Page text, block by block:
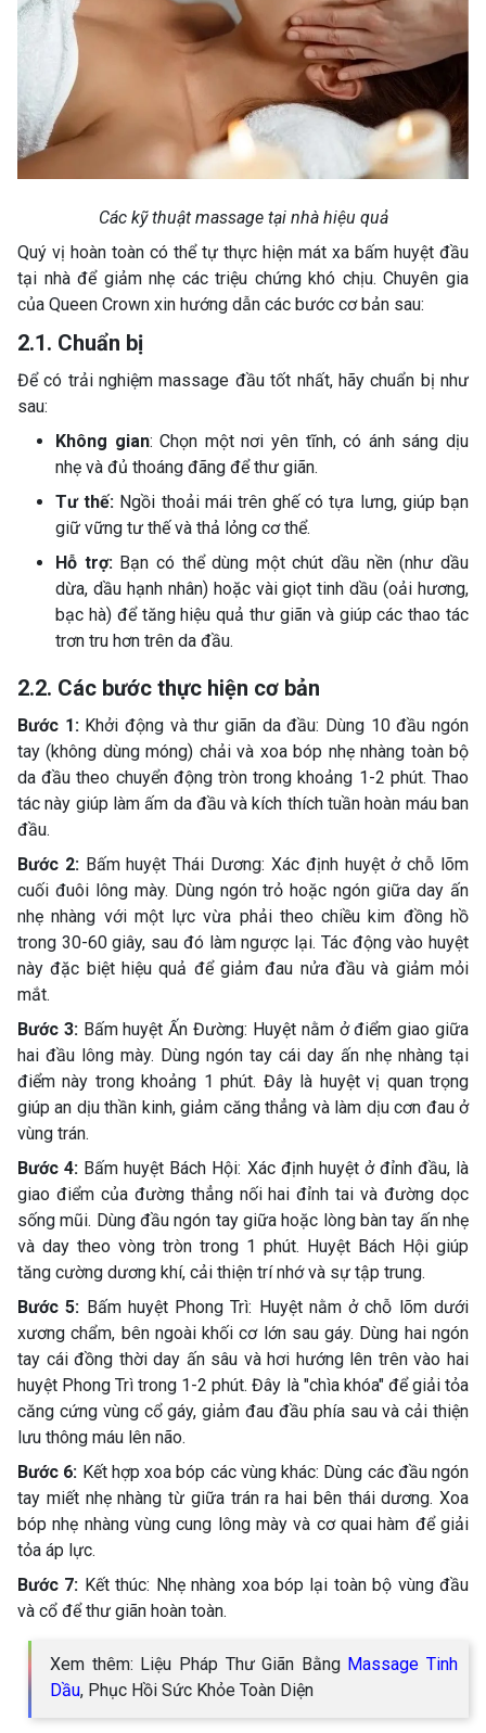
Các kỹ thuật massage tại nhà hiệu quả
Quý vị hoàn toàn có thể tự thực hiện mát xa bấm huyệt đầu
tại nhà để giảm nhẹ các triệu chứng khó chịu. Chuyên gia
của Queen Crown xin hướng dẫn các bước cơ bản sau:
2.1. Chuẩn bị
Để có trải nghiệm massage đầu tốt nhất, hãy chuẩn bị như
sau:
Không gian: Chọn một nơi yên tĩnh, có ánh sáng dịu
nhẹ và đủ thoáng đãng để thư giãn.
Tư thế: Ngồi thoải mái trên ghế có tựa lưng, giúp bạn
giữ vững tư thế và thả lỏng cơ thể.
Hỗ trợ:Bạn có thể dùng một chút dầu nền (như dầu
dừa, dầu hạnh nhân) hoặc vài giọt tinh dầu (oải hương,
bạc hà) để tăng hiệu quả thư giãn và giúp các thao tác
trơn tru hơn trên da đầu.
2.2. Các bước thực hiện cơ bản
Bước 1:Khởi động và thư giãn da đầu: Dùng 10 đầu ngón
tay (không dùng móng) chải và xoa bóp nhẹ nhàng toàn bộ
da đầu theo chuyển động tròn trong khoảng 1-2 phút. Thao
tác này giúp làm ấm da đầu và kích thích tuần hoàn máu ban
đầu.
Bước 2:Bấm huyệt Thái Dương: Xác định huyệt ở chỗ lõm
cuối đuôi lông mày. Dùng ngón trỏ hoặc ngón giữa day ấn
nhẹ nhàng với một lực vừa phải theo chiều kim đồng hồ
trong 30-60 giây, sau đó làm ngược lại. Tác động vào huyệt
này đặc biệt hiệu quả để giảm đau nửa đầu và giảm mỏi
mắt.
Bước 3:Bấm huyệt Ấn Đường: Huyệt nằm ở điểm giao giữa
hai đầu lông mày. Dùng ngón tay cái day ấn nhẹ nhàng tại
điểm này trong khoảng 1 phút. Đây là huyệt vị quan trọng
giúp an dịu thần kinh, giảm căng thẳng và làm dịu cơn đau ở
vùng trán.
Bước 4: Bấm huyệt Bách Hội: Xác định huyệt ở đỉnh đầu, là
giao điểm của đường thẳng nối hai đỉnh tai và đường dọc
sống mũi. Dùng đầu ngón tay giữa hoặc lòng bàn tay ấn nhẹ
và day theo vòng tròn trong 1 phút. Huyệt Bách Hội giúp
tăng cường dương khí, cải thiện trí nhớ và sự tập trung.
Bước 5: Bấm huyệt Phong Trì: Huyệt nằm ở chỗ lõm dưới
xương chẩm, bên ngoài khối cơ lớn sau gáy. Dùng hai ngón
tay cái đồng thời day ấn sâu và hơi hướng lên trên vào hai
huyệt Phong Trì trong 1-2 phút. Đây là "chìa khóa" để giải tỏa
căng cứng vùng cổ gáy, giảm đau đầu phía sau và cải thiện
lưu thông máu lên não.
Bước 6: Kết hợp xoa bóp các vùng khác: Dùng các đầu ngón
tay miết nhẹ nhàng từ giữa trán ra hai bên thái dương. Xoa
bóp nhẹ nhàng vùng cung lông mày và cơ quai hàm để giải
tỏa áp lực.
Bước 7: Kết thúc: Nhẹ nhàng xoa bóp lại toàn bộ vùng đầu
và cổ để thư giãn hoàn toàn.
Xem thêm: Liệu Pháp Thư Giãn Bằng Massage Tinh
Dầu, Phục Hồi Sức Khỏe Toàn Diện